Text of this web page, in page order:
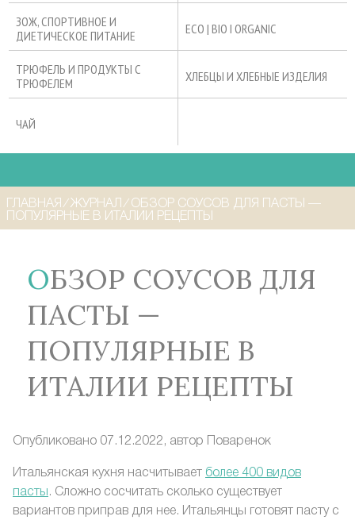
ЗОЖ, СПОРТИВНОЕ И
ДИЕТИЧЕСКОЕ ПИТАНИЕ
ECO | BIO I ORGANIC
ТРЮФЕЛЬ И ПРОДУКТЫ С
ТРЮФЕЛЕМ
ХЛЕБЦЫ И ХЛЕБНЫЕ ИЗДЕЛИЯ
ЧАЙ
ГЛАВНАЯ ⁄ ЖУРНАЛ ⁄ ОБЗОР СОУСОВ ДЛЯ ПАСТЫ —
ПОПУЛЯРНЫЕ В ИТАЛИИ РЕЦЕПТЫ
ОБЗОР СОУСОВ ДЛЯ
ПАСТЫ —
ПОПУЛЯРНЫЕ В
ИТАЛИИ РЕЦЕПТЫ
Опубликовано 07.12.2022, автор Поваренок
Итальянская кухня насчитывает более 400 видов
пасты . Сложно сосчитать сколько существует
вариантов приправ для нее. Итальянцы готовят пасту с